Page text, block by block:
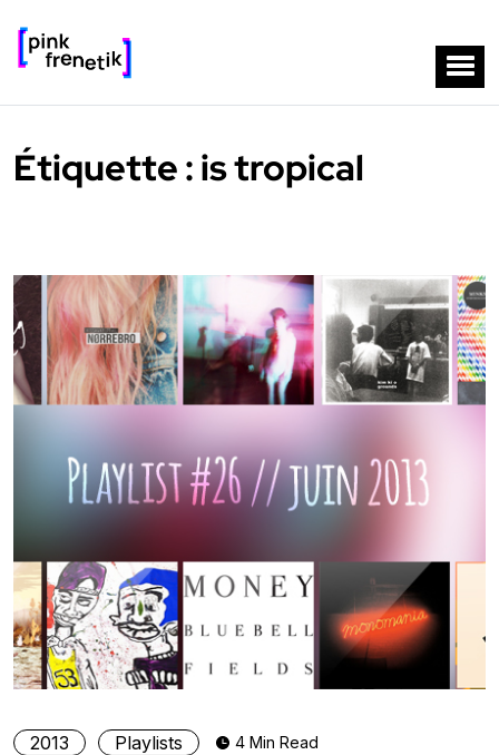
Étiquette :is tropical
2013 Playlists 4 Min Read